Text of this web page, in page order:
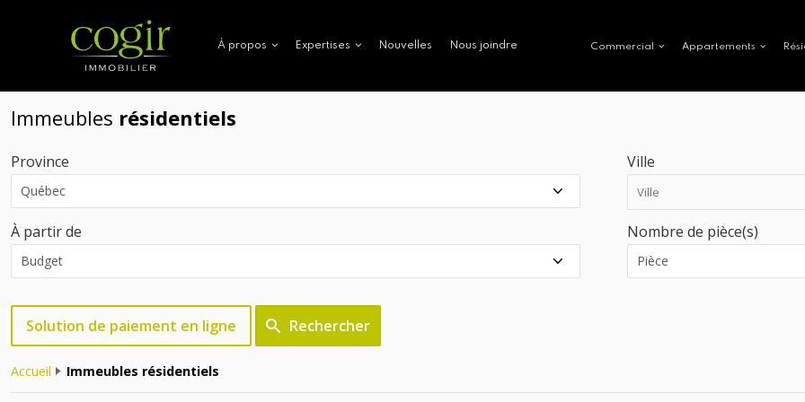
À propos Expertises Nouvelles Nous joindre Commercial Appartements
Immeubles résidentiels
Province Ville
À partir de Nombre de pièce(s)
Solution de paiement en ligne Rechercher
Accueil Immeubles résidentiels